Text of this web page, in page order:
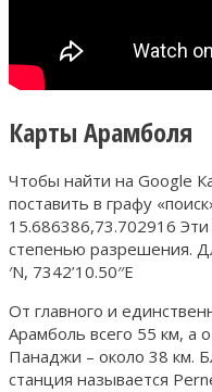
Карты Арамболя
Чтобы найти на Google
поставить в графу
15.686386,73.702916 Эти
степенью разрешения.
′N, 7342’10.50′′E
От главного и
Арамболь всего 55 км, а
Панаджи – около 38 км.
станция называется